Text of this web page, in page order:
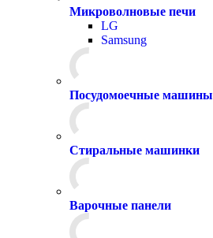
Микроволновые печи
LG
Samsung
Посудомоечные машины
Стиральные машинки
Варочные панели